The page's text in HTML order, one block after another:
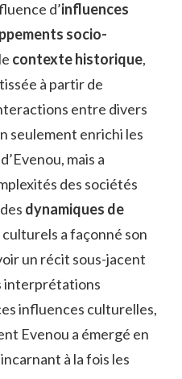
d’influences
socio-
contexte historique,
à partir de
entre divers
seulement enrichi les
mais a
des sociétés
dynamiques de
a façonné son
un récit sous-jacent
interprétations
influences culturelles,
Evenou a émergé en
incarnant à la fois les